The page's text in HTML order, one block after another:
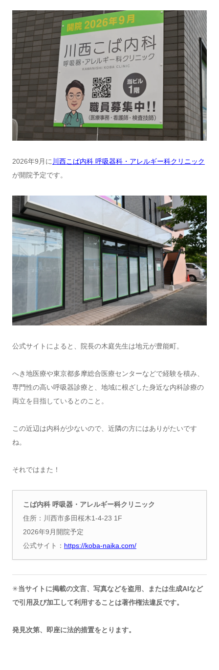
2026年9月に 川西こば内科 呼吸器科・アレルギー科クリニック
が開院予定です。
公式サイトによると、院長の木庭先生は地元が豊能町。
へき地医療や東京都多摩総合医療センターなどで経験を積み、
専門性の高い呼吸器診療と、地域に根ざした身近な内科診療の
両立を目指しているとのこと。
この近辺は内科が少ないので、近隣の方にはありがたいです
ね。
それではまた！
こば内科 呼吸器・アレルギー科クリニック
住所：川西市多田桜木1-4-23 1F
2026年9月開院予定
公式サイト： https://koba-naika.com/
✳︎当サイトに掲載の文言、写真などを盗用、または生成AIなど
で引用及び加工して利用することは著作権法違反です。
発見次第、即座に法的措置をとります。